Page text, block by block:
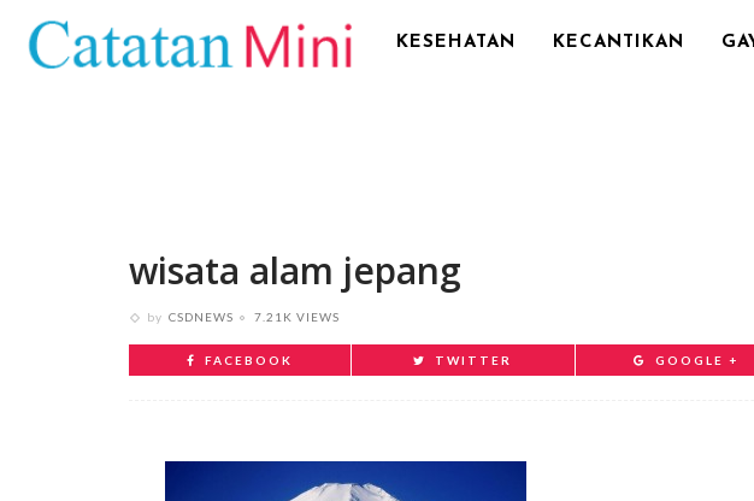
KESEHATAN KECANTIKAN
wisata alam jepang
by CSDNEWS 7.21K VIEWS
FACEBOOK TWITTER GOOGLE +